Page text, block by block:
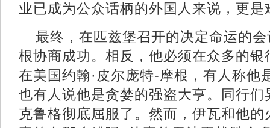
业已成为公众话柄的外国人来说，更是
最终，在匹兹堡召开的决定命运的
根协商成功。相反，他必须在众多的
在美国约翰·皮尔庞特-摩根，有人称他
也有人说他是贪婪的强盗大亨。同行
克鲁格彻底屈服了。然而，伊瓦和他